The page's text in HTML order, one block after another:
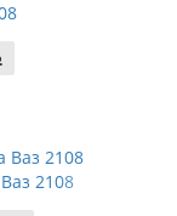
2108